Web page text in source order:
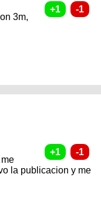
3m,
la publicacion y me